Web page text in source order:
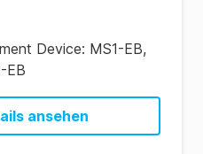
Device: MS1-EB,
EB
ansehen